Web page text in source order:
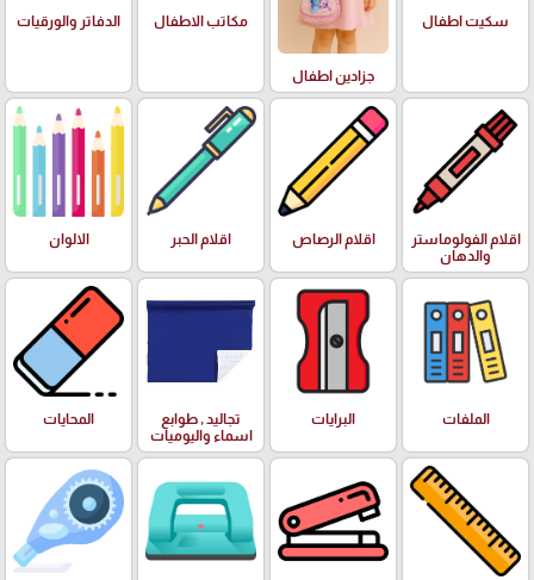
سكيت اطفال
جزادين اطفال
مكاتب الاطفال الدفاتر والورقيات
اقلام الفولوماستر
والدهان
اقلام الرصاص اقلام الحبر الالوان
الملفات البرايات
تجاليد , طوابع
اسماء واليوميات
المحايات